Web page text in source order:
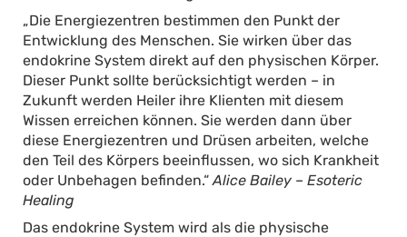
„Die Energiezentren bestimmen den Punkt der
Entwicklung des Menschen. Sie wirken über das
endokrine System direkt auf den physischen Körper.
Dieser Punkt sollte berücksichtigt werden – in
Zukunft werden Heiler ihre Klienten mit diesem
Wissen erreichen können. Sie werden dann über
diese Energiezentren und Drüsen arbeiten, welche
den Teil des Körpers beeinflussen, wo sich Krankheit
oder Unbehagen befinden.“Alice Bailey – Esoteric
Healing
Das endokrine System wird als die physische